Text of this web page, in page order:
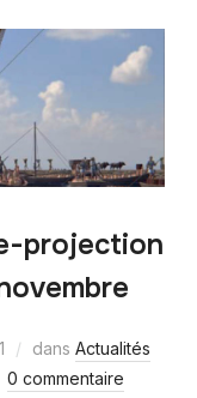
projection
dans Actualités
0 commentaire